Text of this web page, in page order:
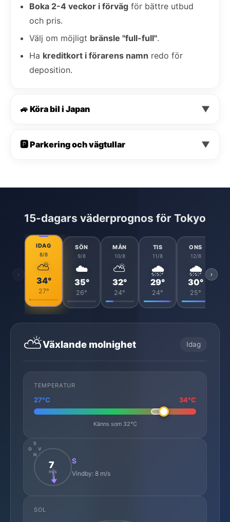
Boka 2-4 veckor i förväg för bättre utbud
och pris.
Välj om möjligt bränsle "full-full".
Ha kreditkort i förarens namn redo för
deposition.
🚙 Köra bil i Japan ▼
🅿️ Parkering och vägtullar ▼
15-dagars väderprognos för Tokyo
‹
IDAG
8/8
⛅
34°
27°
SÖN
9/8
☁️
35°
26°
MÅN
10/8
⛅
32°
24°
TIS
11/8
🌧️
29°
24°
ONS
12/8
🌧️
30°
25°
›
⛅Växlande molnighet Idag
TEMPERATUR
27°C 34°C
Känns som 32°C
N
S
O
V
7
m/s
S
Vindby: 8 m/s
SOL